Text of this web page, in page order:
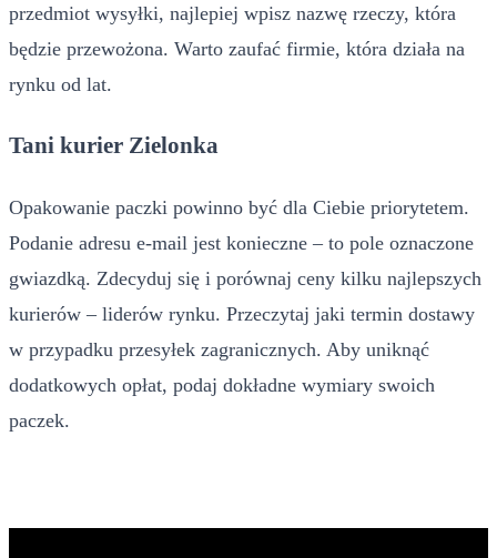
przedmiot wysyłki, najlepiej wpisz nazwę rzeczy, która
będzie przewożona. Warto zaufać firmie, która działa na
rynku od lat.
Tani kurier Zielonka
Opakowanie paczki powinno być dla Ciebie priorytetem.
Podanie adresu e-mail jest konieczne – to pole oznaczone
gwiazdką. Zdecyduj się i porównaj ceny kilku najlepszych
kurierów – liderów rynku. Przeczytaj jaki termin dostawy
w przypadku przesyłek zagranicznych. Aby uniknąć
dodatkowych opłat, podaj dokładne wymiary swoich
paczek.